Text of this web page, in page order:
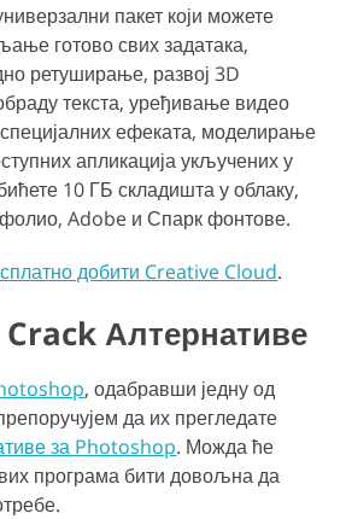
пакет који можете
готово свих задатака,
ретуширање, развој 3D
текста, уређивање видео
ефеката, моделирање
апликација укључених у
10 ГБ складишта у облаку,
Adobe и Спарк фонтове.
добити Creative Cloud.
Алтернативе
, одабравши једну од
да их прегледате
за Photoshop. Можда ће
програма бити довољна да